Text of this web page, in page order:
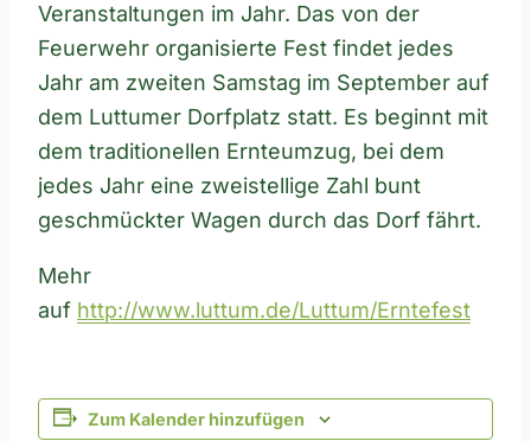
Veranstaltungen im Jahr. Das von der
Feuerwehr organisierte Fest findet jedes
Jahr am zweiten Samstag im September auf
dem Luttumer Dorfplatz statt. Es beginnt mit
dem traditionellen Ernteumzug, bei dem
jedes Jahr eine zweistellige Zahl bunt
geschmückter Wagen durch das Dorf fährt.
Mehr
auf http://www.luttum.de/Luttum/Erntefest
Zum Kalender hinzufügen